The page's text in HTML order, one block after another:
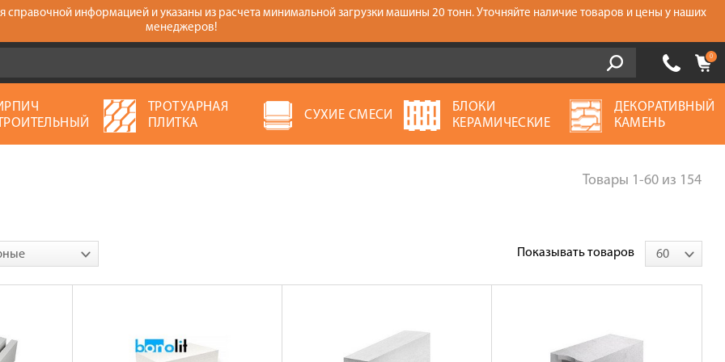
справочной информацией и указаны из расчета минимальной загрузки машины 20 тонн. Уточняйте наличие товаров и цены у наших
менеджеров!
0
ТРОТУАРНАЯ
ПЛИТКА
СУХИЕ СМЕСИ
БЛОКИ
КЕРАМИЧЕСКИЕ
ДЕКОРАТИВНЫЙ
КАМЕНЬ
Товары 1-60из 154
Показывать товаров 60